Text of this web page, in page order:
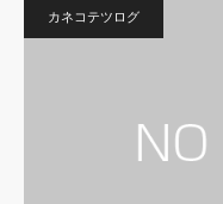
カネコテツログ